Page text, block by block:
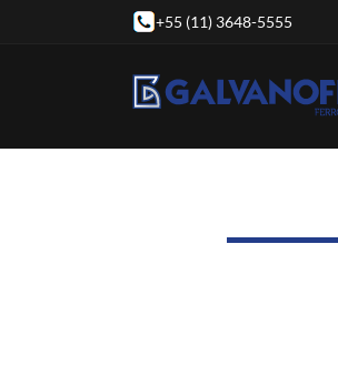
+55 (11) 3648-5555